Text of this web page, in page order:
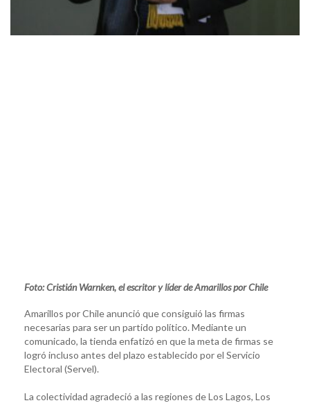
Foto: Cristián Warnken, el escritor y líder de Amarillos por Chile
Amarillos por Chile anunció que consiguió las firmas
necesarias para ser un partido político. Mediante un
comunicado, la tienda enfatizó en que la meta de firmas se
logró incluso antes del plazo establecido por el Servicio
Electoral (Servel).
La colectividad agradeció a las regiones de Los Lagos, Los